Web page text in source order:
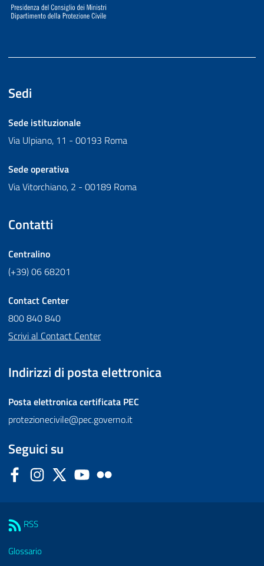
Sedi
Sede istituzionale
Via Ulpiano, 11 - 00193 Roma
Sede operativa
Via Vitorchiano, 2 - 00189 Roma
Contatti
Centralino
(+39) 06 68201
Contact Center
800 840 840
Scrivi al Contact Center
Indirizzi di posta elettronica
Posta elettronica certificata PEC
protezionecivile@pec.governo.it
Seguici su
FacebookInstagram
Twitter YouTube
RSS
Glossario